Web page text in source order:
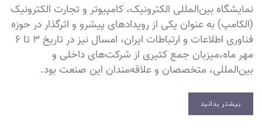
نمایشگاه بین‌المللی الکترونیک، کامپیوتر و تجارت الکترونیک
(الکامپ) به عنوان یکی از رویدادهای پیشرو و اثرگذار در حوزه
فناوری اطلاعات و ارتباطات ایران، امسال نیز در تاریخ ۳ تا ۶
مهر ماه،میزبان جمع کثیری از شرکت‌های داخلی و
بین‌المللی، متخصصان و علاقه‌مندان این صنعت بود.
بیشتر بدانید